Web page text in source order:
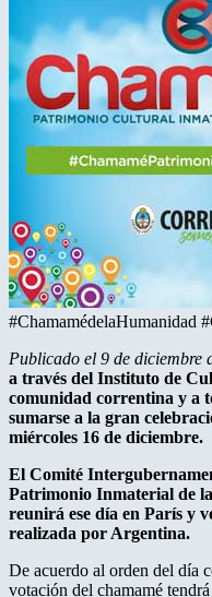
#ChamamédelaHumanidad
Publicado el 9 de diciembre
a través del Instituto de
comunidad correntina y a
sumarse a la gran
miércoles 16 de diciembre.
El Comité
Patrimonio Inmaterial de
reunirá ese día en París y
realizada por Argentina.
De acuerdo al orden del día
votación del chamamé